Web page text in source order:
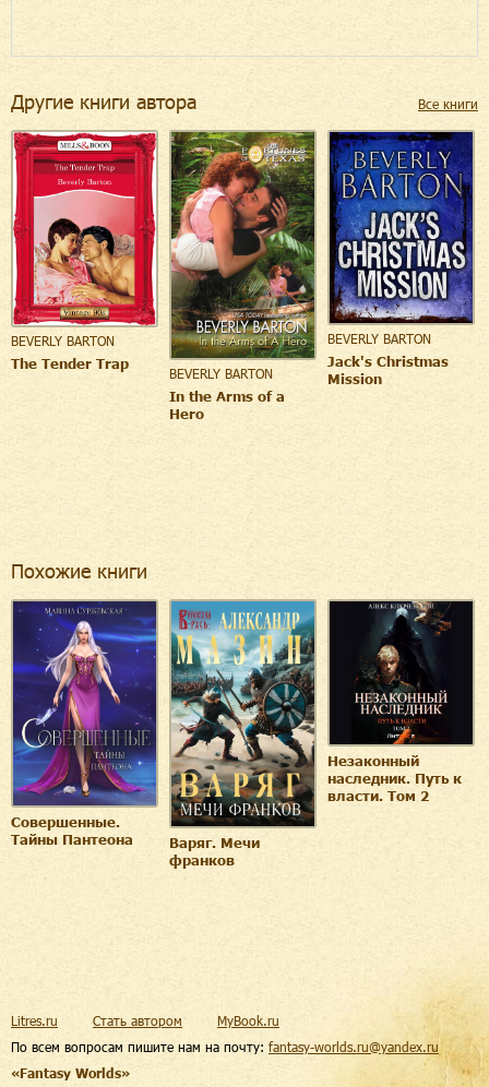
Другие книги автора Все книги
BEVERLY BARTON
The Tender Trap
BEVERLY BARTON
In the Arms of a
Hero
BEVERLY BARTON
Jack's Christmas
Mission
Похожие книги
Совершенные.
Тайны Пантеона
Варяг. Мечи
франков
Незаконный
наследник. Путь к
власти. Том 2
По всем вопросам пишите нам на почту: fantasy-worlds.ru@yandex.ru
«Fantasy Worlds»
Litres.ru Стать автором MyBook.ru